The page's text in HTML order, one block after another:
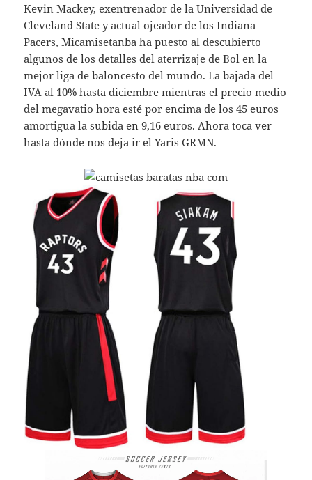
Kevin Mackey, exentrenador de la Universidad de
Cleveland State y actual ojeador de los Indiana
Pacers,Micamisetanba ha puesto al descubierto
algunos de los detalles del aterrizaje de Bol en la
mejor liga de baloncesto del mundo. La bajada del
IVA al 10% hasta diciembre mientras el precio medio
del megavatio hora esté por encima de los 45 euros
amortigua la subida en 9,16 euros. Ahora toca ver
hasta dónde nos deja ir el Yaris GRMN.